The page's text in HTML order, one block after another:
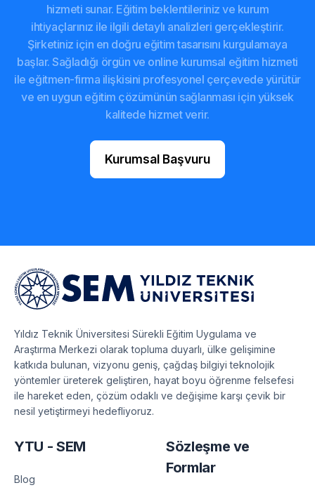
hizmeti sunar. Eğitim beklentileriniz ve kurum
ihtiyaçlarınız ile ilgili detaylı analizleri gerçekleştirir.
Şirketiniz için en doğru eğitim tasarısını kurgulamaya
başlar. Sağladığı örgün ve online kurumsal eğitim hizmeti
ile eğitmen-firma ilişkisini profesyonel çerçevede yürütür
ve en uygun eğitim çözümünün sağlanması için yüksek
kalitede hizmet verir.
Kurumsal Başvuru
Yıldız Teknik Üniversitesi Sürekli Eğitim Uygulama ve
Araştırma Merkezi olarak topluma duyarlı, ülke gelişimine
katkıda bulunan, vizyonu geniş, çağdaş bilgiyi teknolojik
yöntemler üreterek geliştiren, hayat boyu öğrenme felsefesi
ile hareket eden, çözüm odaklı ve değişime karşı çevik bir
nesil yetiştirmeyi hedefliyoruz.
YTU - SEM
Blog
Sözleşme ve
Formlar